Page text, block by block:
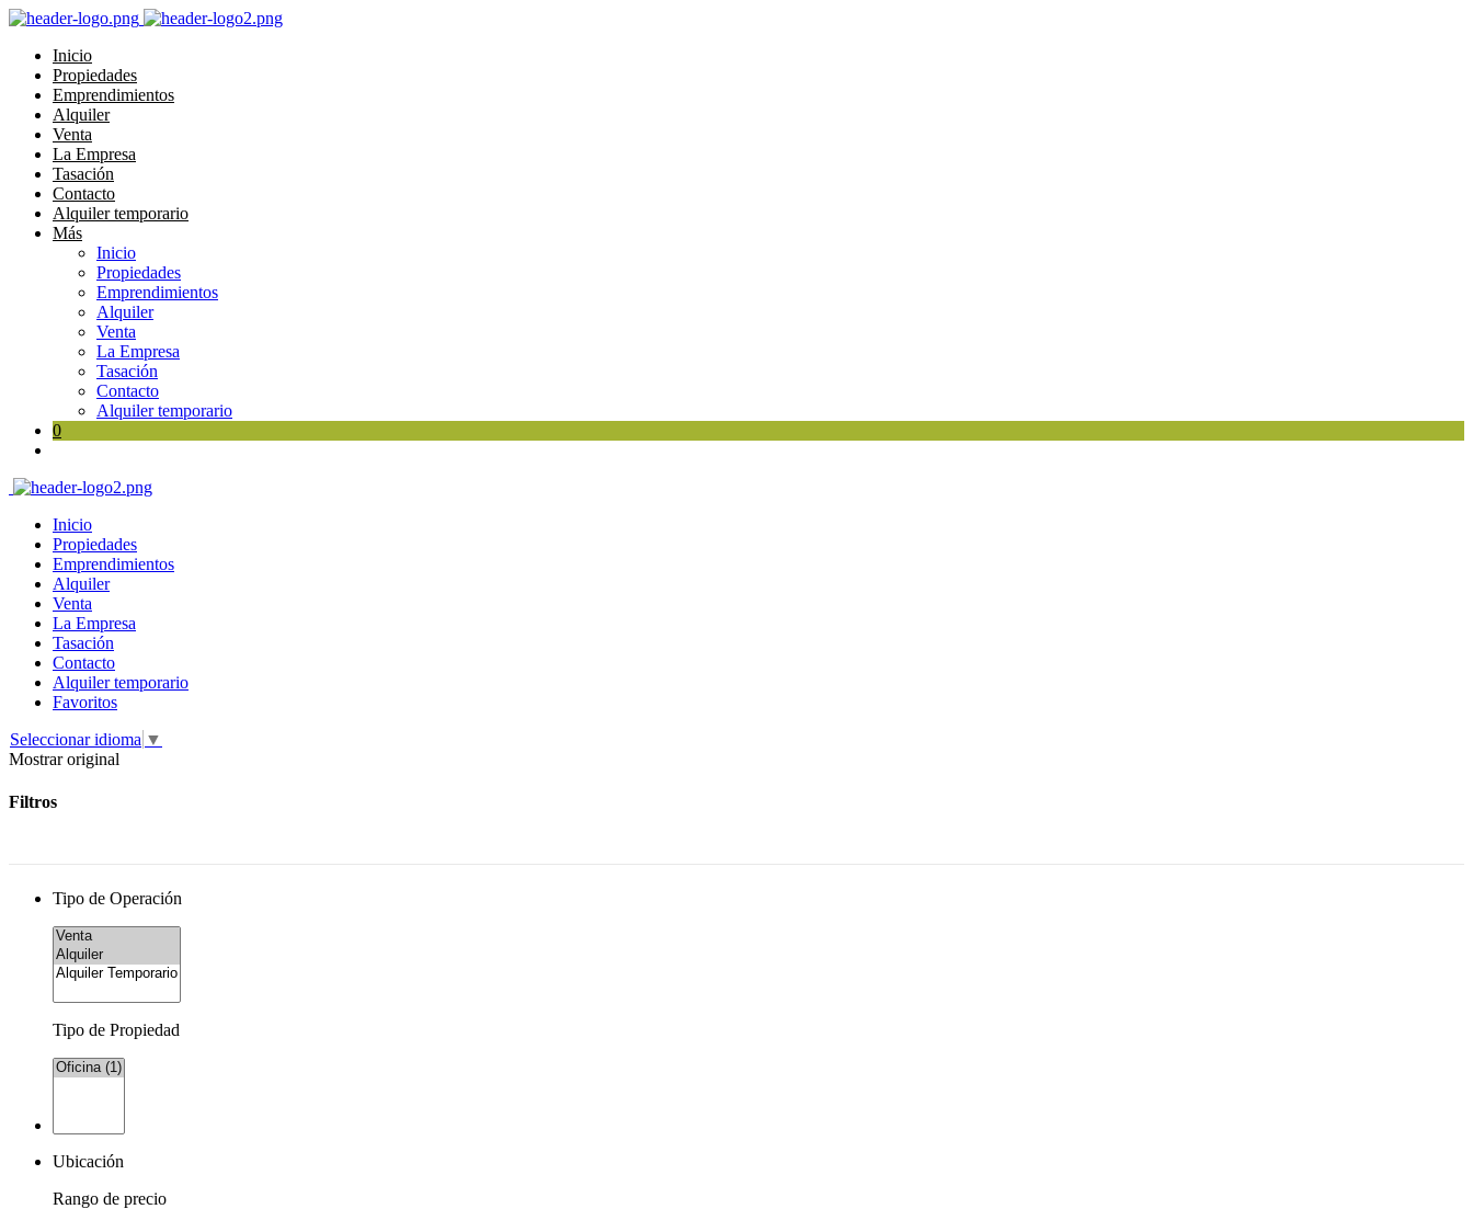
Inicio
Propiedades
Emprendimientos
Alquiler
Venta
La Empresa
Tasación
Contacto
Alquiler temporario
Más
Inicio
Propiedades
Emprendimientos
Alquiler
Venta
La Empresa
Tasación
Contacto
Alquiler temporario
0
Inicio
Propiedades
Emprendimientos
Alquiler
Venta
La Empresa
Tasación
Contacto
Alquiler temporario
Favoritos
Seleccionar idioma ▼
Mostrar original
Filtros
Tipo de Operación
Tipo de Propiedad
Ubicación
Rango de precio